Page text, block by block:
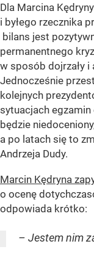
Dla Marcina
i byłego rzecznika
bilans jest
permanentnego
w sposób dojrzały
Jednocześnie
kolejnych
sytuacjach egzamin
będzie
a po latach się to
Andrzeja Dudy.
Marcin Kędryna
o ocenę
odpowiada krótko:
– Jestem nim